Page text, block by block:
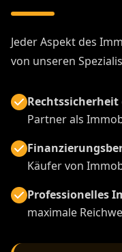
Jeder Aspekt des
von unseren
Rechtssicherheit
Partner als
Käufer von
Professionelles
maximale